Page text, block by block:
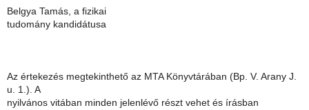
Belgya Tamás, a fizikai
tudomány kandidátusa
Az értekezés megtekinthető az MTA Könyvtárában (Bp. V. Arany J.
u. 1.). A
nyilvános vitában minden jelenlévő részt vehet és írásban